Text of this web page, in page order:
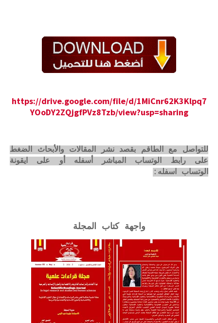
https://drive.google.com/file/d/1MiCnr62K3Klpq7
YOoDY2ZQjgfPVz8Tzb/view?usp=sharing
للتواصل مع الطاقم بقصد نشر المقالات والأبحاث الضغط
على رابط الوتساب المباشر أسفله أو على ايقونة
الوتساب اسفله:
واجهة كتاب المجلة